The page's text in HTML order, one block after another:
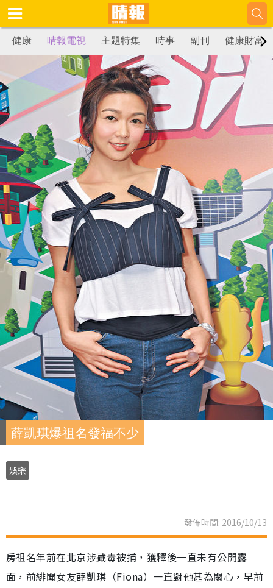
健康 晴報電視 主題特集 時事 副刊 健康財富
薛凱琪爆祖名發福不少
娛樂
發佈時間: 2016/10/13
房祖名年前在北京涉藏毒被捕，獲釋後一直未有公開露
面，前緋聞女友薛凱琪（Fiona）一直對他甚為關心，早前